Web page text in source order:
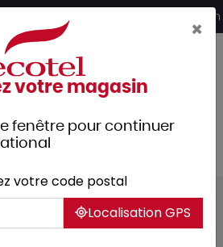
HT d’achat et retrait 2h en magasin
Arts de la table
dessert
×
votre magasin
fenêtre pour continuer
votre code postal
Localisation GPS
cookies